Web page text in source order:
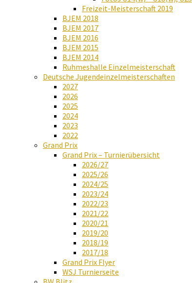
Freizeit-Meisterschaft 2019
BJEM 2018
BJEM 2017
BJEM 2016
BJEM 2015
BJEM 2014
Ruhmeshalle Einzelmeisterschaft
Deutsche Jugendeinzelmeisterschaften
2027
2026
2025
2024
2023
2022
Grand Prix
Grand Prix – Turnierübersicht
2026/27
2025/26
2024/25
2023/24
2022/23
2021/22
2020/21
2019/20
2018/19
2017/18
Grand Prix Flyer
WSJ Turnierseite